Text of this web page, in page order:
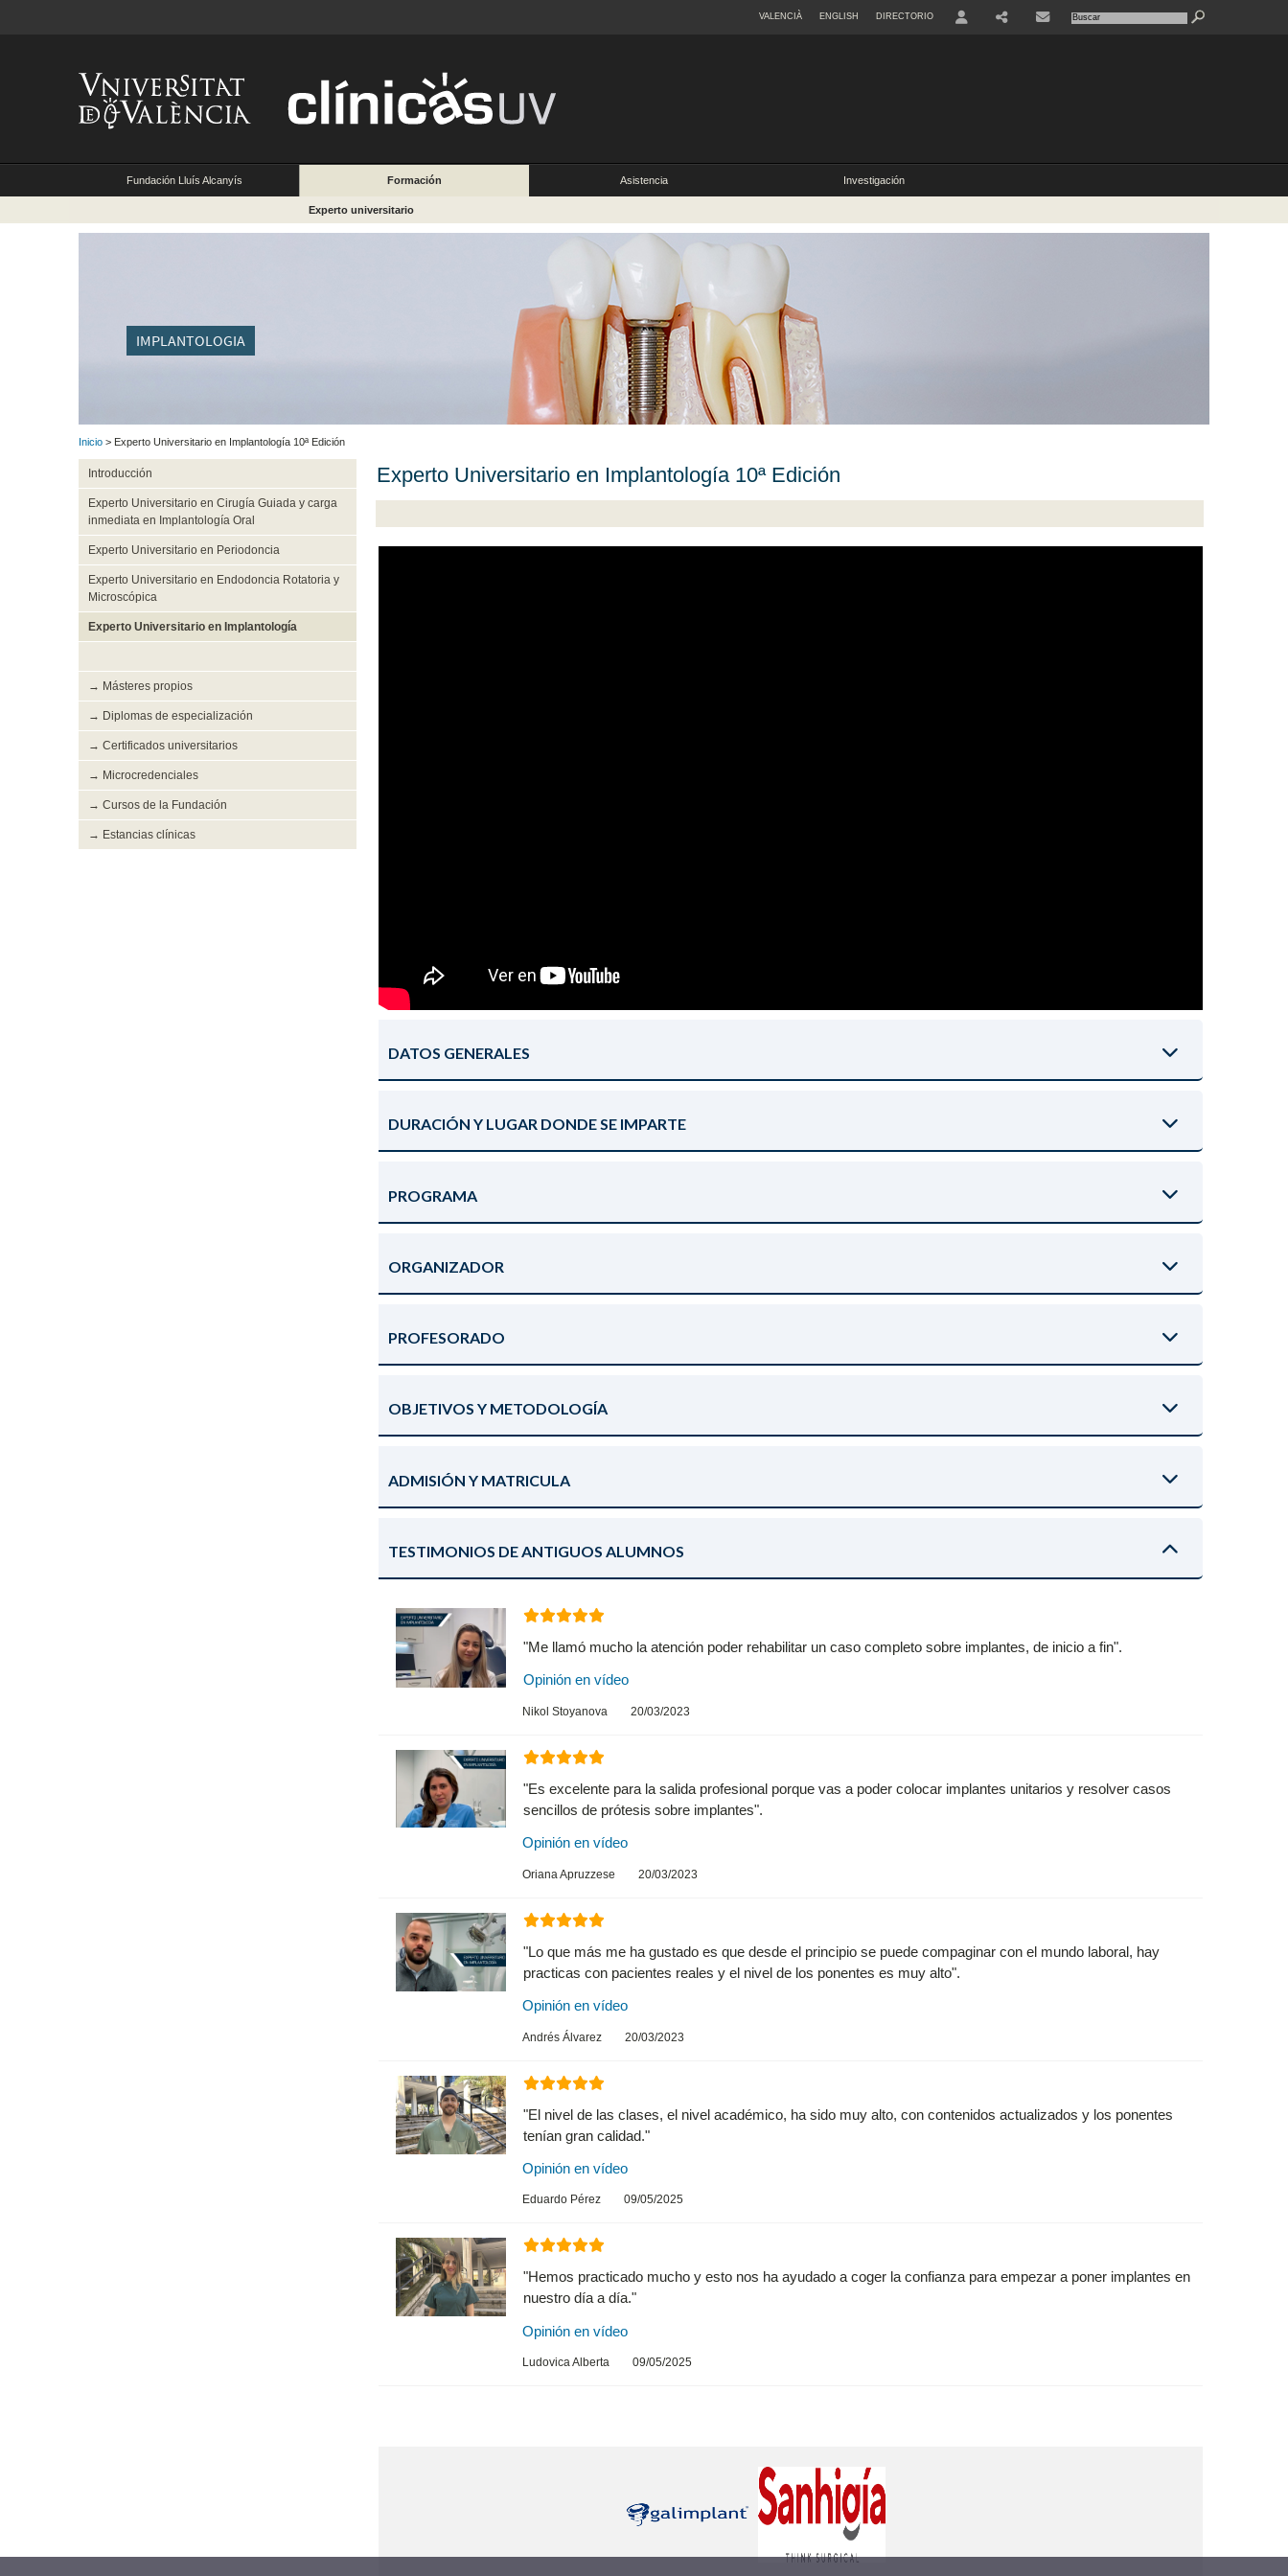
VALENCIÀ ENGLISH DIRECTORIO
Fundación Lluís Alcanyís Formación Asistencia Investigación
Experto universitario
IMPLANTOLOGIA
Inicio > Experto Universitario en Implantología 10ª Edición
Introducción
Experto Universitario en Cirugía Guiada y carga
inmediata en Implantología Oral
Experto Universitario en Periodoncia
Experto Universitario en Endodoncia Rotatoria y
Microscópica
Experto Universitario en Implantología
→ Másteres propios
→ Diplomas de especialización
→ Certificados universitarios
→ Microcredenciales
→ Cursos de la Fundación
→ Estancias clínicas
Experto Universitario en Implantología 10ª Edición
DATOS GENERALES
DURACIÓN Y LUGAR DONDE SE IMPARTE
PROGRAMA
ORGANIZADOR
PROFESORADO
OBJETIVOS Y METODOLOGÍA
ADMISIÓN Y MATRICULA
TESTIMONIOS DE ANTIGUOS ALUMNOS
"Me llamó mucho la atención poder rehabilitar un caso completo sobre implantes, de inicio a fin".
Opinión en vídeo
Nikol Stoyanova 20/03/2023
"Es excelente para la salida profesional porque vas a poder colocar implantes unitarios y resolver casos
sencillos de prótesis sobre implantes".
Opinión en vídeo
Oriana Apruzzese 20/03/2023
"Lo que más me ha gustado es que desde el principio se puede compaginar con el mundo laboral, hay
practicas con pacientes reales y el nivel de los ponentes es muy alto".
Opinión en vídeo
Andrés Álvarez 20/03/2023
"El nivel de las clases, el nivel académico, ha sido muy alto, con contenidos actualizados y los ponentes
tenían gran calidad."
Opinión en vídeo
Eduardo Pérez 09/05/2025
"Hemos practicado mucho y esto nos ha ayudado a coger la confianza para empezar a poner implantes en
nuestro día a día."
Opinión en vídeo
Ludovica Alberta 09/05/2025